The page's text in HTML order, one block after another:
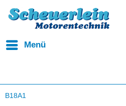
Menü
B18A1